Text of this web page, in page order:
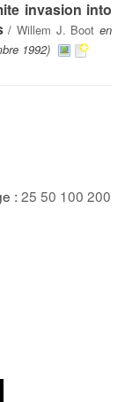
invasion into
/Willem J. Boot en
1992)
: 25 50 100 200